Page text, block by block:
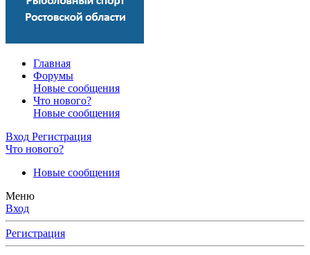
Главная
Форумы
Новые сообщения
Что нового?
Новые сообщения
Вход Регистрация
Что нового?
Новые сообщения
Меню
Вход
Регистрация